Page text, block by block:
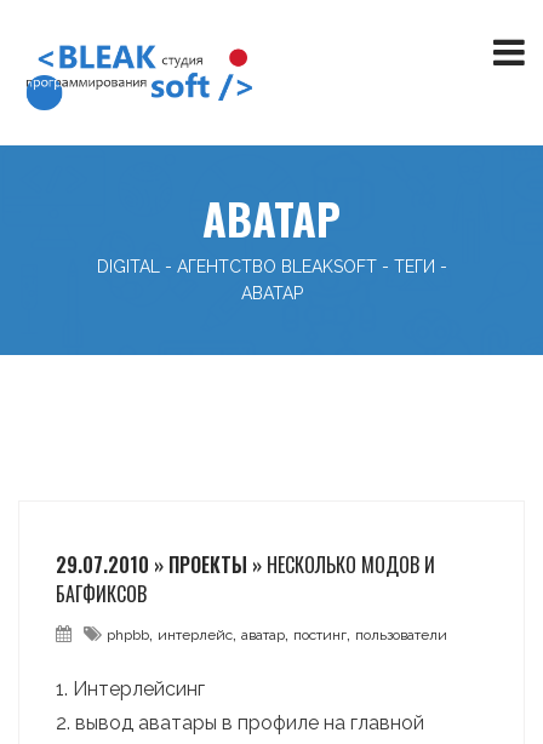
АВАТАР
DIGITAL - АГЕНТСТВО BLEAKSOFT - ТЕГИ -
АВАТАР
29.07.2010 » ПРОЕКТЫ » НЕСКОЛЬКО МОДОВ И
БАГФИКСОВ
phpbb, интерлейс, аватар, постинг, пользователи
1. Интерлейсинг
2. вывод аватары в профиле на главной